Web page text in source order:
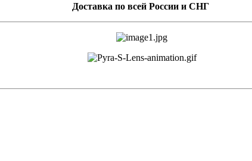
Доставка по всей России и СНГ